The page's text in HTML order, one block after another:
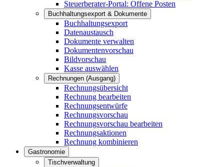
Steuerberater-Portal: Offene Posten
Buchhaltungsexport & Dokumente
Buchhaltungsexport
Datenaustausch
Dokumente verwalten
Dokumentenvorschau
Bildvorschau
Kasse auswählen
Rechnungen (Ausgang)
Rechnungsübersicht
Rechnung bearbeiten
Rechnungsentwürfe
Rechnungsvorschau
Rechnungsvorschau bearbeiten
Rechnungsaktionen
Rechnung kombinieren
Gastronomie
Tischverwaltung